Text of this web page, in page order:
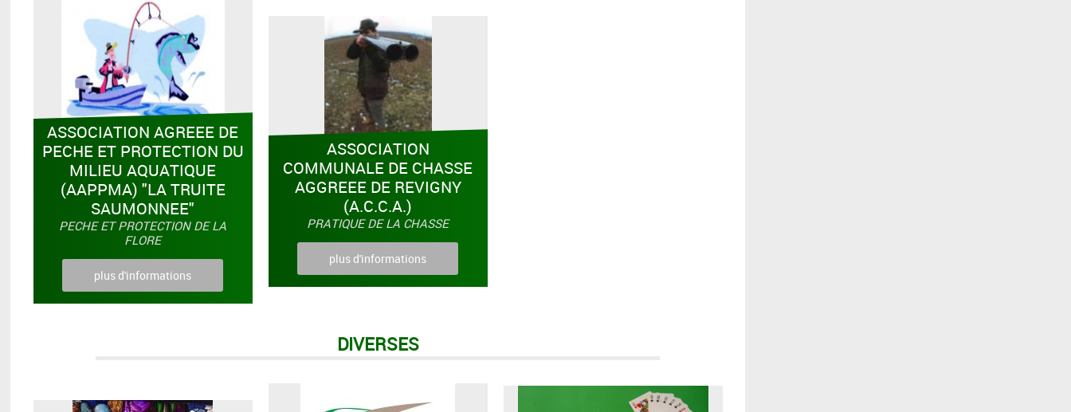
ASSOCIATION AGREEE DE
PECHE ET PROTECTION DU
MILIEU AQUATIQUE
(AAPPMA) "LA TRUITE
SAUMONNEE"
PECHE ET PROTECTION DE LA
FLORE
plus d'informations
ASSOCIATION
COMMUNALE DE CHASSE
AGGREEE DE REVIGNY
(A.C.C.A.)
PRATIQUE DE LA CHASSE
plus d'informations
DIVERSES